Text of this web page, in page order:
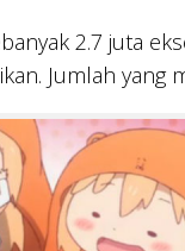
2.7 juta
Jumlah yang